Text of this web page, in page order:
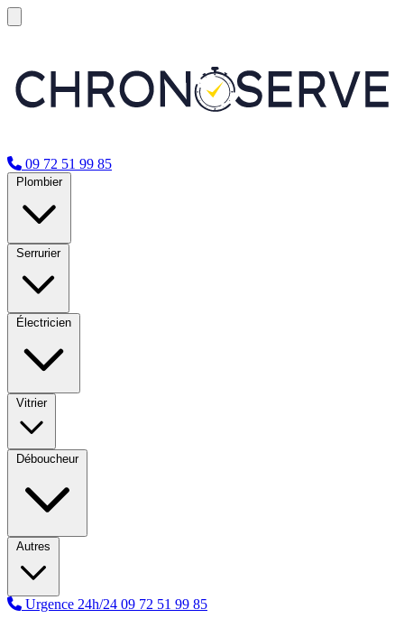
09 72 51 99 85
Plombier
Serrurier
Électricien
Vitrier
Déboucheur
Autres
Urgence 24h/24 09 72 51 99 85